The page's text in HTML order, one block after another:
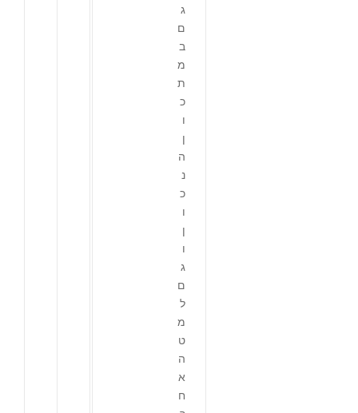
ג
ם
ב
מ
ת
כ
ו
ן
ה
נ
כ
ו
ן
ו
ג
ם
ל
מ
ט
ה
א
ח